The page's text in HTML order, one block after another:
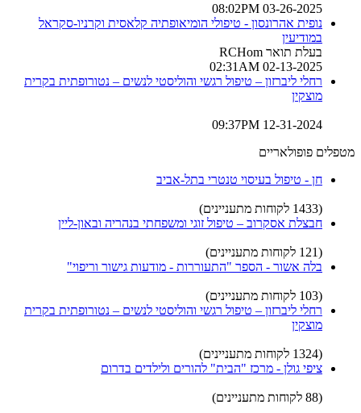
03-26-2025 08:02PM
נופית אהרונסון - טיפולי הומיאופתיה קלאסית וקרניו-סקראל
במודיעין
בעלת תואר RCHom
02-13-2025 02:31AM
רחלי ליברזון – טיפול רגשי והוליסטי לנשים – נטורופתית בקרית
מוצקין
12-31-2024 09:37PM
מטפלים פופולאריים
חן - טיפול בעיסוי טנטרי בתל-אביב
(1433 לקוחות מתעניינים)
חבצלת אסקרוב – טיפול זוגי ומשפחתי בנהריה ובאון-ליין
(121 לקוחות מתעניינים)
בלה אשור - הספר "התעוררות - מודעות גישור וריפוי"
(103 לקוחות מתעניינים)
רחלי ליברזון – טיפול רגשי והוליסטי לנשים – נטורופתית בקרית
מוצקין
(1324 לקוחות מתעניינים)
ציפי גולן - מרכז "הבית" להורים ולילדים בדרום
(88 לקוחות מתעניינים)